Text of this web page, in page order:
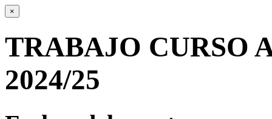
×
TRABAJO CURSO
2024/25